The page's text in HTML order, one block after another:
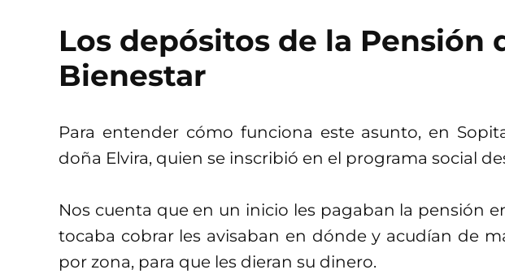
Los depósitos de la Pensión
Bienestar
Para entender cómo funciona este asunto, en
doña Elvira, quien se inscribió en el programa social
Nos cuenta que en un inicio les pagaban la pensión
tocaba cobrar les avisaban en dónde y acudían de
por zona, para que les dieran su dinero.